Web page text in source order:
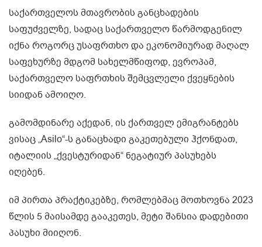
საქართველოს მთავრობის განცხადების
საფუძველზე, სადაც საქართველო წარმოდგენილ
იქნა როგორც უსაფრთხო და ეკონომიურად მაღალ
საფეხურზე მდგომ სახელმწიფოდ, ევროპამ,
საქართველო საფრთხის შემცვლელი ქვეყნების
სიიდან ამოიღო.
გამომდინარე აქედან, ის ქართველ ემიგრანტებს
ვისაც „Asilo“-ს განაცხადი გაკეთებული ჰქონდათ,
იტალიის „ქვესტურიდან“ ნეგატიურ პასუხებს
იღებენ.
იმ პირთა პრაქტიკებზე, რომლებმაც მოთხოვნა 2023
წლის 5 მაისამდე გააკეთეს, მეტი შანსია დადებითი
პასუხი მიიღონ.